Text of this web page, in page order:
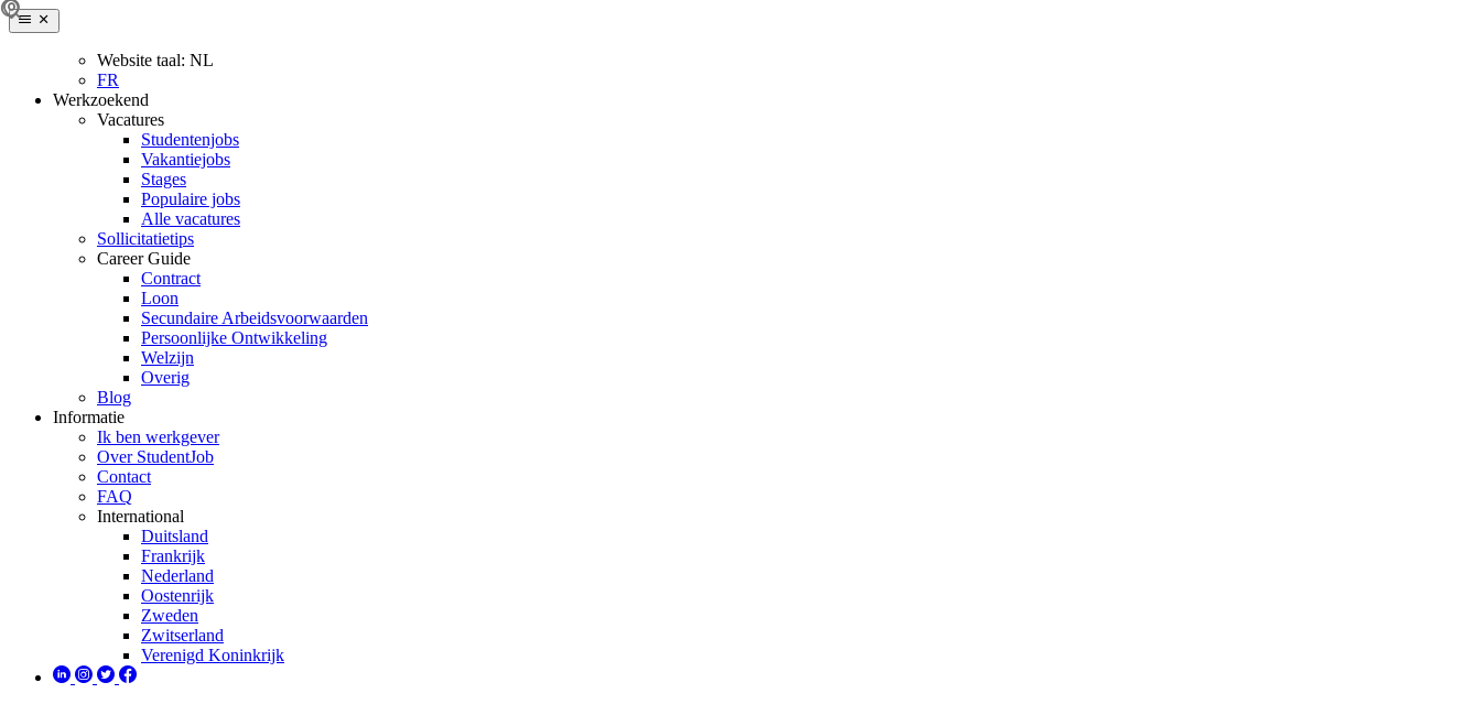
Website taal: NL
FR
Werkzoekend
Vacatures
Studentenjobs
Vakantiejobs
Stages
Populaire jobs
Alle vacatures
Sollicitatietips
Career Guide
Contract
Loon
Secundaire Arbeidsvoorwaarden
Persoonlijke Ontwikkeling
Welzijn
Overig
Blog
Informatie
Ik ben werkgever
Over StudentJob
Contact
FAQ
International
Duitsland
Frankrijk
Nederland
Oostenrijk
Zweden
Zwitserland
Verenigd Koninkrijk